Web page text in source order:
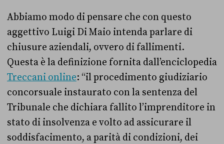
Abbiamo modo di pensare che con questo
aggettivo Luigi Di Maio intenda parlare di
chiusure aziendali, ovvero di fallimenti.
Questa è la definizione fornita dall’enciclopedia
Treccani online: “il procedimento giudiziario
concorsuale instaurato con la sentenza del
Tribunale che dichiara fallito l’imprenditore in
stato di insolvenza e volto ad assicurare il
soddisfacimento, a parità di condizioni, dei